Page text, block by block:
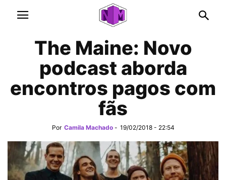
The Maine: Novo
podcast aborda
encontros pagos com
fãs
Por Camila Machado - 19/02/2018 - 22:54